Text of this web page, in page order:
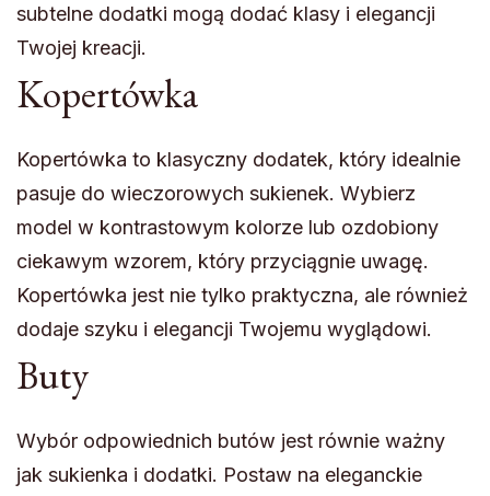
subtelne dodatki mogą dodać klasy i elegancji
Twojej kreacji.
Kopertówka
Kopertówka to klasyczny dodatek, który idealnie
pasuje do wieczorowych sukienek. Wybierz
model w kontrastowym kolorze lub ozdobiony
ciekawym wzorem, który przyciągnie uwagę.
Kopertówka jest nie tylko praktyczna, ale również
dodaje szyku i elegancji Twojemu wyglądowi.
Buty
Wybór odpowiednich butów jest równie ważny
jak sukienka i dodatki. Postaw na eleganckie